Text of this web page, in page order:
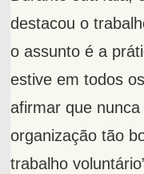
destacou o
o assunto é a
estive em todos
afirmar que
organização tão
trabalho